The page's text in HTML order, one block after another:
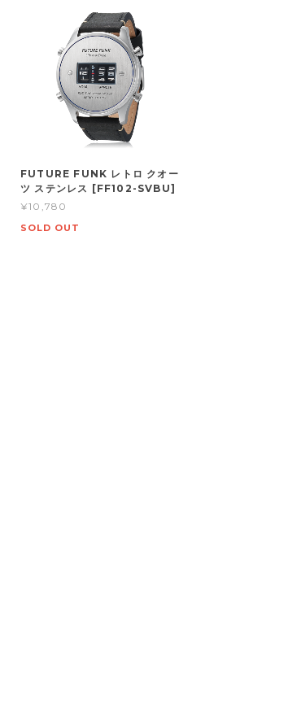
FUTURE FUNK レトロ クオー
ツ ステンレス [FF102-SVBU]
¥10,780
SOLD OUT